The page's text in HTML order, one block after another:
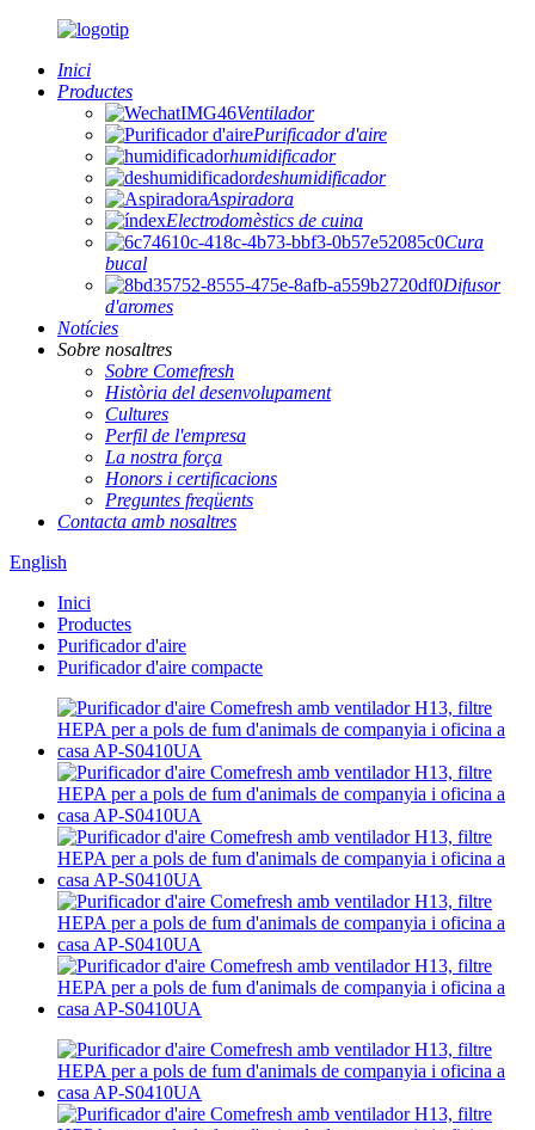
Inici
Productes
Ventilador
Purificador d'aire
humidificador
deshumidificador
Aspiradora
Electrodomèstics de cuina
Cura
bucal
Difusor
d'aromes
Notícies
Sobre nosaltres
Sobre Comefresh
Història del desenvolupament
Cultures
Perfil de l'empresa
La nostra força
Honors i certificacions
Preguntes freqüents
Contacta amb nosaltres
English
Inici
Productes
Purificador d'aire
Purificador d'aire compacte